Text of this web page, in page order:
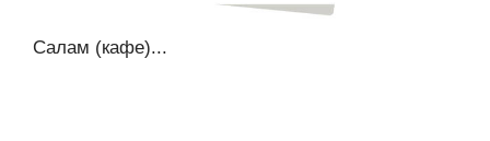
Салам (кафе)...